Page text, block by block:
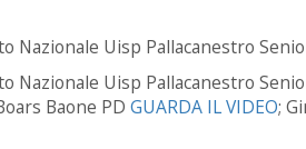
Nazionale Uisp Pallacanestro
Nazionale Uisp Pallacanestro
Baone PD GUARDA IL VIDEO;